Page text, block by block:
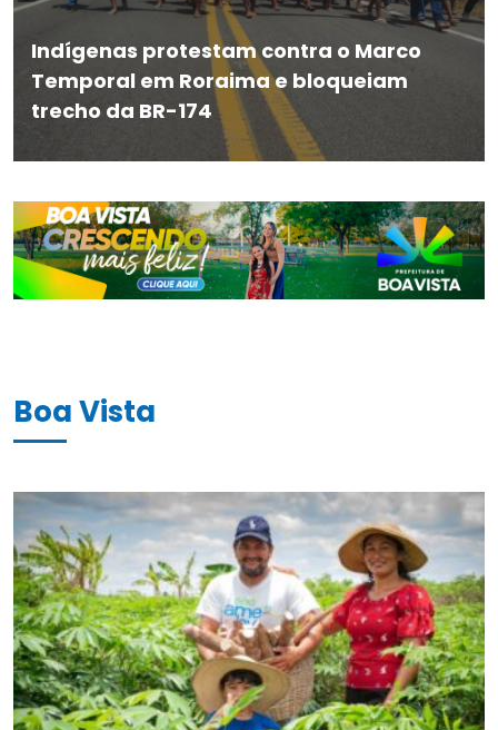
Indígenas protestam contra o Marco
Temporal em Roraima e bloqueiam
trecho da BR-174
Boa Vista